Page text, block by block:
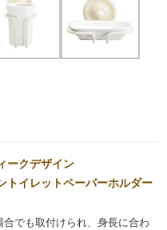
ークデザイン
トイレットペーパーホルダー
でも取付けられ、身長に合わ